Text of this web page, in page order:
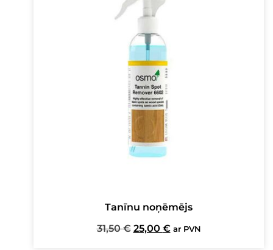
Tanīnu noņēmējs
31,50€ Original
25,00 €Current
ar PVN